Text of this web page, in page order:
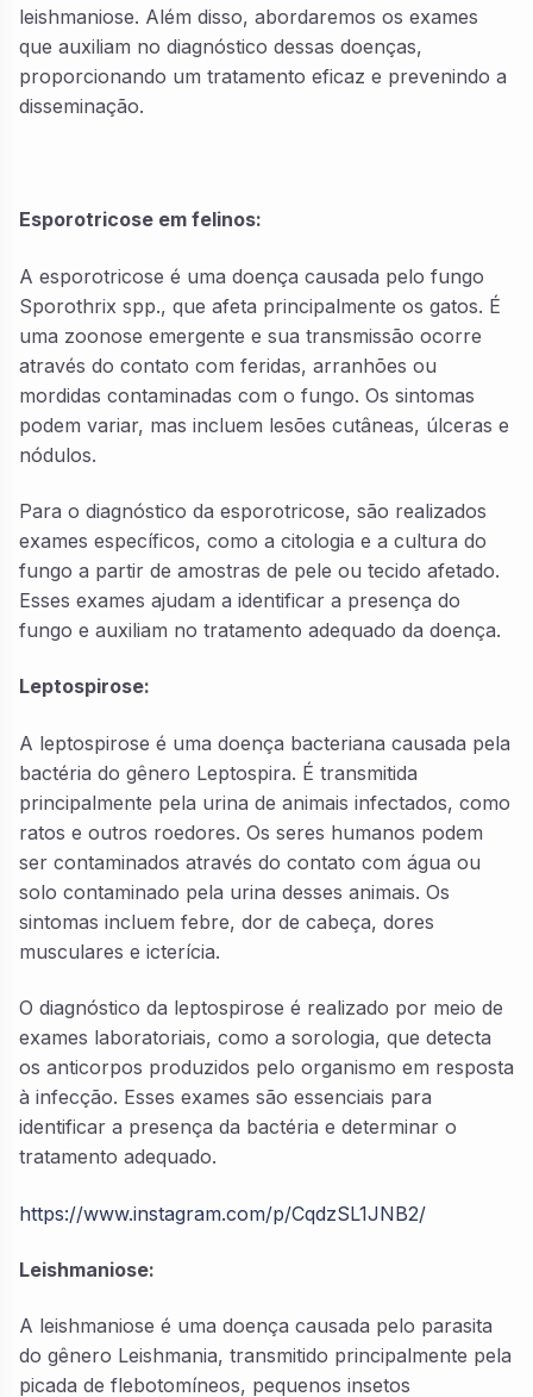
leishmaniose. Além disso, abordaremos os exames
que auxiliam no diagnóstico dessas doenças,
proporcionando um tratamento eficaz e prevenindo a
disseminação.
Esporotricose em felinos:
A esporotricose é uma doença causada pelo fungo
Sporothrix spp., que afeta principalmente os gatos. É
uma zoonose emergente e sua transmissão ocorre
através do contato com feridas, arranhões ou
mordidas contaminadas com o fungo. Os sintomas
podem variar, mas incluem lesões cutâneas, úlceras e
nódulos.
Para o diagnóstico da esporotricose, são realizados
exames específicos, como a citologia e a cultura do
fungo a partir de amostras de pele ou tecido afetado.
Esses exames ajudam a identificar a presença do
fungo e auxiliam no tratamento adequado da doença.
Leptospirose:
A leptospirose é uma doença bacteriana causada pela
bactéria do gênero Leptospira. É transmitida
principalmente pela urina de animais infectados, como
ratos e outros roedores. Os seres humanos podem
ser contaminados através do contato com água ou
solo contaminado pela urina desses animais. Os
sintomas incluem febre, dor de cabeça, dores
musculares e icterícia.
O diagnóstico da leptospirose é realizado por meio de
exames laboratoriais, como a sorologia, que detecta
os anticorpos produzidos pelo organismo em resposta
à infecção. Esses exames são essenciais para
identificar a presença da bactéria e determinar o
tratamento adequado.
https://www.instagram.com/p/CqdzSL1JNB2/
Leishmaniose:
A leishmaniose é uma doença causada pelo parasita
do gênero Leishmania, transmitido principalmente pela
picada de flebotomíneos, pequenos insetos